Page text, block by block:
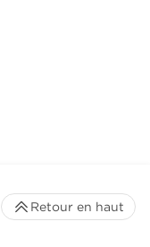
Retour en haut